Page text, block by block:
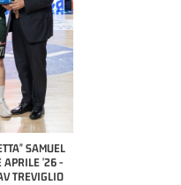
SAMUEL
APRILE '26 -
TREVIGLIO